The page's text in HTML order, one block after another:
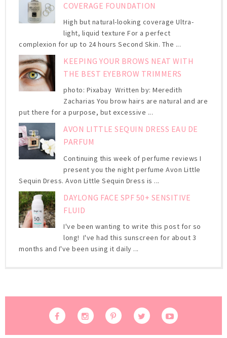
COVERAGE FOUNDATION
High but natural-looking coverage Ultra-
light, liquid texture For a perfect
complexion for up to 24 hours Second Skin. The ...
KEEPING YOUR BROWS NEAT WITH
THE BEST EYEBROW TRIMMERS
photo: Pixabay Written by: Meredith
Zacharias You brow hairs are natural and are
put there for a purpose, but excessive ...
AVON LITTLE SEQUIN DRESS EAU DE
PARFUM
Continuing this week of perfume reviews I
present you the night perfume Avon Little
Sequin Dress. Avon Little Sequin Dress is ...
DAYLONG FACE SPF 50+ SENSITIVE
FLUID
I've been wanting to write this post for so
long! I've had this sunscreen for about 3
months and I've been using it daily ...